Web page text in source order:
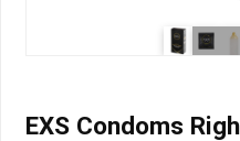
EXS Condoms